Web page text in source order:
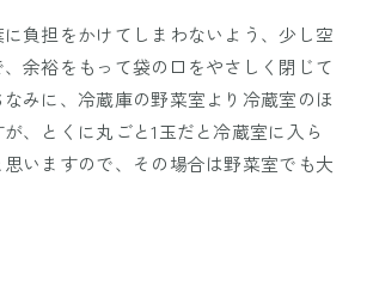
負担をかけてしまわないよう、少し空
余裕をもって袋の口をやさしく閉じて
みに、冷蔵庫の野菜室より冷蔵室のほ
、とくに丸ごと1玉だと冷蔵室に入ら
いますので、その場合は野菜室でも大